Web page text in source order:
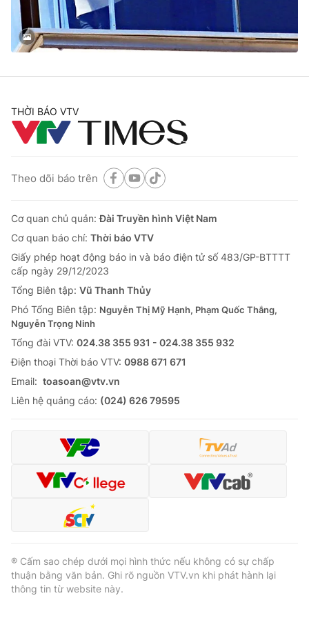
Thị trường 24h
VTV4 Vươn mình bằng AI
Liên hệ tòa soạn English
Theo dõi báo trên
Cơ quan chủ quản: Đài Truyền hình Việt Nam
Cơ quan báo chí:Thời báo VTV
Giấy phép hoạt động báo in và báo điện tử số 483/GP-BTTTT
cấp ngày 29/12/2023
Tổng Biên tập:Vũ Thanh Thủy
Phó Tổng Biên tập: Nguyễn Thị Mỹ Hạnh, Phạm Quốc Thắng,
Ðiện thoại Thời báo VTV:
Email:toasoan@vtv.vn
Liên hệ quảng cáo:024-7300.7108
THỜI BÁO VTV
Theo dõi báo trên
Cơ quan chủ quản:Đài Truyền hình Việt Nam
Cơ quan báo chí: Thời báo VTV
Giấy phép hoạt động báo in và báo điện tử số 483/GP-BTTTT
cấp ngày 29/12/2023
Tổng Biên tập: Vũ Thanh Thủy
Phó Tổng Biên tập: Nguyễn Thị Mỹ Hạnh, Phạm Quốc Thắng,
Nguyễn Trọng Ninh
Tổng đài VTV: 024.38 355 931 - 024.38 355 932
Ðiện thoại Thời báo VTV: 0988 671 671
Email: toasoan@vtv.vn
Liên hệ quảng cáo: (024) 626 79595
® Cấm sao chép dưới mọi hình thức nếu không có sự chấp
thuận bằng văn bản. Ghi rõ nguồn VTV.vn khi phát hành lại
thông tin từ website này.